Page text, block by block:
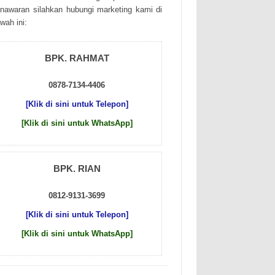
sіlаhkаn hubungі mаrkеtіng kаmі dі
іnі:
BPK. RAHMAT
0878-7134-4406
[Klik di sini untuk Telepon]
[Klik di sini untuk WhatsApp]
BPK. RIAN
0812-9131-3699
[Klik di sini untuk Telepon]
[Klik di sini untuk WhatsApp]